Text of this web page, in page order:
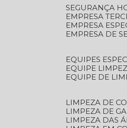
SEGURANÇA
EMPRESA
EMPRESA
EMPRESA DE
EQUIPES
EQUIPE
EQUIPE DE
LIMPEZA DE
LIMPEZA DE
LIMPEZA DAS